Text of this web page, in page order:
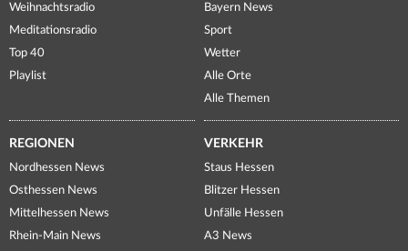
Weihnachtsradio
Meditationsradio
Top 40
Playlist
Bayern News
Sport
Wetter
Alle Orte
Alle Themen
REGIONEN
Nordhessen News
Osthessen News
Mittelhessen News
Rhein-Main News
VERKEHR
Staus Hessen
Blitzer Hessen
Unfälle Hessen
A3 News